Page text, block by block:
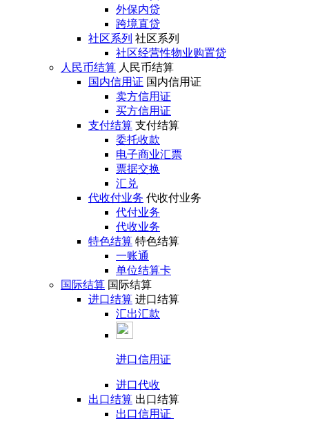
外保内贷
跨境直贷
社区系列 社区系列
社区经营性物业购置贷
人民币结算 人民币结算
国内信用证 国内信用证
卖方信用证
买方信用证
支付结算 支付结算
委托收款
电子商业汇票
票据交换
汇兑
代收付业务 代收付业务
代付业务
代收业务
特色结算 特色结算
一账通
单位结算卡
国际结算 国际结算
进口结算 进口结算
汇出汇款
进口信用证
进口代收
出口结算 出口结算
出口信用证